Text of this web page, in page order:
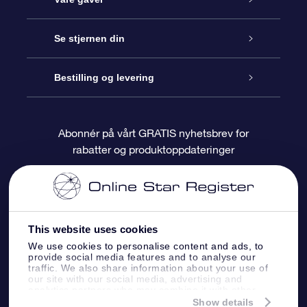
This website uses cookies
We use cookies to personalise content and ads, to
provide social media features and to analyse our
traffic. We also share information about your use of
our site with our social media, advertising and
information that you’ve provided to them or that
Show details
Kontakt oss
Bloggen
Anmeldelser
Online Stjernegave
OSR Gavepakke
OSR-gavekortet
Bedriftsgaver
Se stjernen din
Star Register
Pesontilpasset stjerneside
One Million Stars
OSR Starsaver
Fly me to the Stars VR-app
Bestilling og levering
Betalingsinformasjon
Fraktinformasjon
Returpolicy
Stjernebildene
Abonnér på vårt GRATIS nyhetsbrev for
rabatter og produktoppdateringer